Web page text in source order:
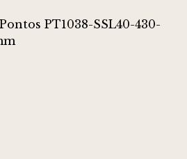
PT1038-SSL40-430-